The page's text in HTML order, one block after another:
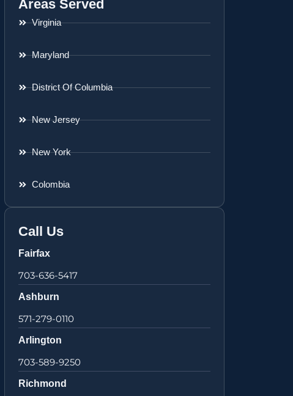
Areas Served
Virginia
Maryland
District Of Columbia
New Jersey
New York
Colombia
Call Us
Fairfax
703-636-5417
Ashburn
571-279-0110
Arlington
703-589-9250
Richmond